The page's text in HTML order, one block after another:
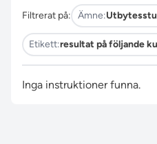
Filtrerat på: Ämne:
Etikett:resultat på följande
Inga instruktioner funna.